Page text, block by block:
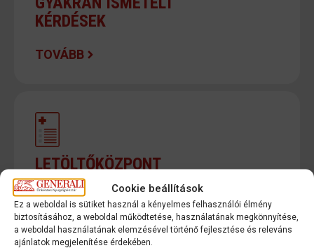
Cookie beállítások
Ez a weboldal is sütiket használ a kényelmes felhasználói élmény
biztosításához, a weboldal működtetése, használatának megkönnyítése,
a weboldal használatának elemzésével történő fejlesztése és releváns
ajánlatok megjelenítése érdekében.
KÉRDÉSEK
TOVÁBB
LETÖLTŐKÖZPONT
TOVÁBB